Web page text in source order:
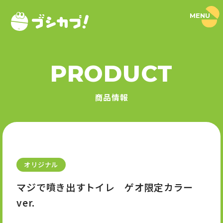
ブ
シ
プ
PRODUCT
SERIES
NEWS
ニュース
MENU
PRODUCT
商品情報
オリジナル
マジで噴き出すトイレ ゲオ限定カラー
ver.